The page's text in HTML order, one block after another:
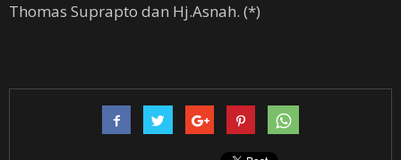
Thomas Suprapto dan Hj.Asnah. (*)